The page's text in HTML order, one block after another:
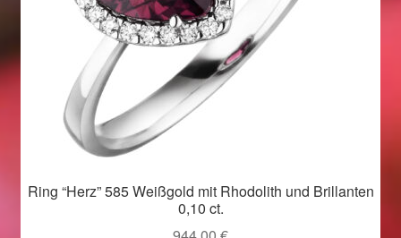
Geschenkideen für Weihnachten 2025
Halloween Schmuck online kaufen 2015
Halloween Schmuck online kaufen 2016
Halloween Schmuck online kaufen 2017
Halloween Schmuck online kaufen 2018
Ring “Herz” 585 Weißgold mit Rhodolith und Brillanten
0,10 ct.